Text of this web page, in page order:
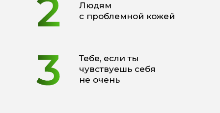
Людям
с проблемной кожей
Тебе, если ты
чувствуешь себя
не очень